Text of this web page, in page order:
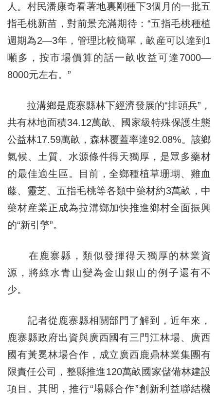
人。村民潘康奇看著地裏剛種下3個月的一批五
指毛桃新苗，對前景充滿期待：“五指毛桃種植
週期為2—3年，管理比較簡單，畝産可以達到1
噸多，按市場價算的話一畝收益可達7000—
8000元左右。”
拉溝鄉是鹿寨縣林下經濟發展的“排頭兵”，
共有林地面積34.12萬畝、國家級特殊保護生態
公益林17.59萬畝，森林覆蓋率達92.08%。該鄉
氣候、土質、水源條件得天獨厚，是眾多藥材
的最佳適生區。目前，全鄉種植草珊瑚、雞血
藤、靈芝、五指毛桃等各類中藥材約3萬畝，中
藥材産業正成為拉溝鄉加快推進鄉村全面振興
的“新引擎”。
在鹿寨縣，類似發揮得天獨厚的林業資
源，將綠水青山變為金山銀山的例子還有不
少。
記者從鹿寨縣相關部門了解到，近年來，
鹿寨縣政府出資與廣西國有三門江林場、廣西
國有黃冕林場合作，成立廣西鹿鼎林業集團有
限責任公司，整縣推進120萬畝國家儲備林建設
項目。其間，推行“場縣合作”創新利益聯結機